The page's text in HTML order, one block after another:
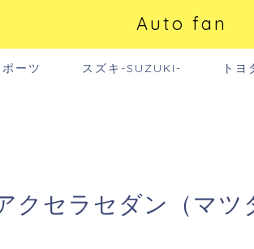
Auto fan
ーツ スズキ-SUZUKI- ト
クセラセダン（マツ